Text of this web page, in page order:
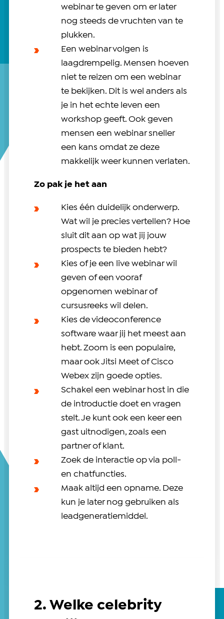
webinar te geven om er later
nog steeds de vruchten van te
plukken.
Een webinar volgen is
laagdrempelig. Mensen hoeven
niet te reizen om een webinar
te bekijken. Dit is wel anders als
je in het echte leven een
workshop geeft. Ook geven
mensen een webinar sneller
een kans omdat ze deze
makkelijk weer kunnen verlaten.
Zo pak je het aan
Kies één duidelijk onderwerp.
Wat wil je precies vertellen? Hoe
sluit dit aan op wat jij jouw
prospects te bieden hebt?
Kies of je een live webinar wil
geven of een vooraf
opgenomen webinar of
cursusreeks wil delen.
Kies de videoconference
software waar jij het meest aan
hebt. Zoom is een populaire,
maar ook Jitsi Meet of Cisco
Webex zijn goede opties.
Schakel een webinar host in die
de introductie doet en vragen
stelt. Je kunt ook een keer een
gast uitnodigen, zoals een
partner of klant.
Zoek de interactie op via poll-
en chatfuncties.
Maak altijd een opname. Deze
kun je later nog gebruiken als
leadgeneratiemiddel.
2. Welke celebrity